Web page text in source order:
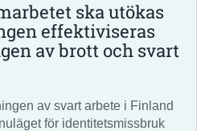
ska utökas
effektiviseras
av brott och svart
av svart arbete i Finland
för identitetsmissbruk